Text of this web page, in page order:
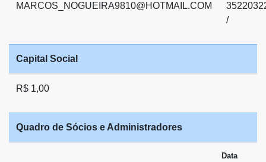
MARCOS_NOGUEIRA9810@HOTMAIL.COM
/
Capital Social
R$ 1,00
Quadro de Sócios e Administradores
Data